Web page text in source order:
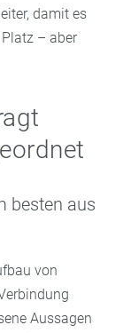
damit es
– aber
besten aus
von
Aussagen